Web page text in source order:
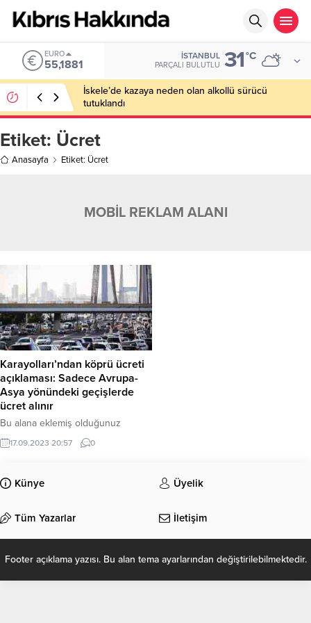
EURO
55,1881
İSTANBUL
PARÇALI BULUTLU 31°C
İskele’de kazaya neden olan alkollü sürücü
tutuklandı
Etiket: Ücret
Anasayfa Etiket: Ücret
MOBİL REKLAM ALANI
Karayolları’ndan köprü ücreti
açıklaması: Sadece Avrupa-
Asya yönündeki geçişlerde
ücret alınır
Bu alana eklemiş olduğunuz
haberle ilgili kısa bir özet bilgisi
ekleyebilirsiniz. Bu metin yazı
bölümünden eklenebilir. Özet
eklenmişse başlık altında kalın
eklenmemişse bu alan boş kalır.
17.09.2023 20:57 0
Künye Üyelik
Tüm Yazarlar İletişim
Footer açıklama yazısı. Bu alan tema ayarlarından değiştirilebilmektedir.